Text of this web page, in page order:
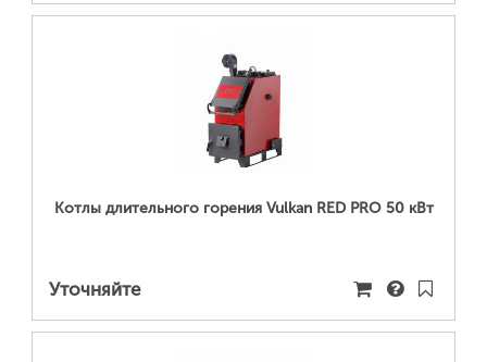
ПОДРОБНЕЕ...
Котлы длительного горения Vulkan RED PRO 50 кВт
Уточняйте